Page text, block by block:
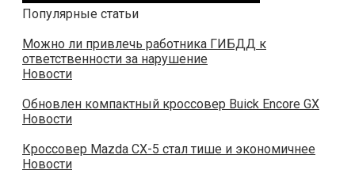
Популярные статьи
Можно ли привлечь работника ГИБДД к
ответственности за нарушение
Новости
Обновлен компактный кроссовер Buick Encore GX
Новости
Кроссовер Mazda CX-5 стал тише и экономичнее
Новости